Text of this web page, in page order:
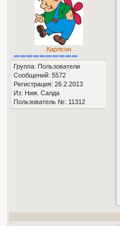
Карлсон
Группа: Пользователи
Сообщений: 5572
Регистрация: 26.2.2013
Из: Ниж. Салда
Пользователь №: 11312